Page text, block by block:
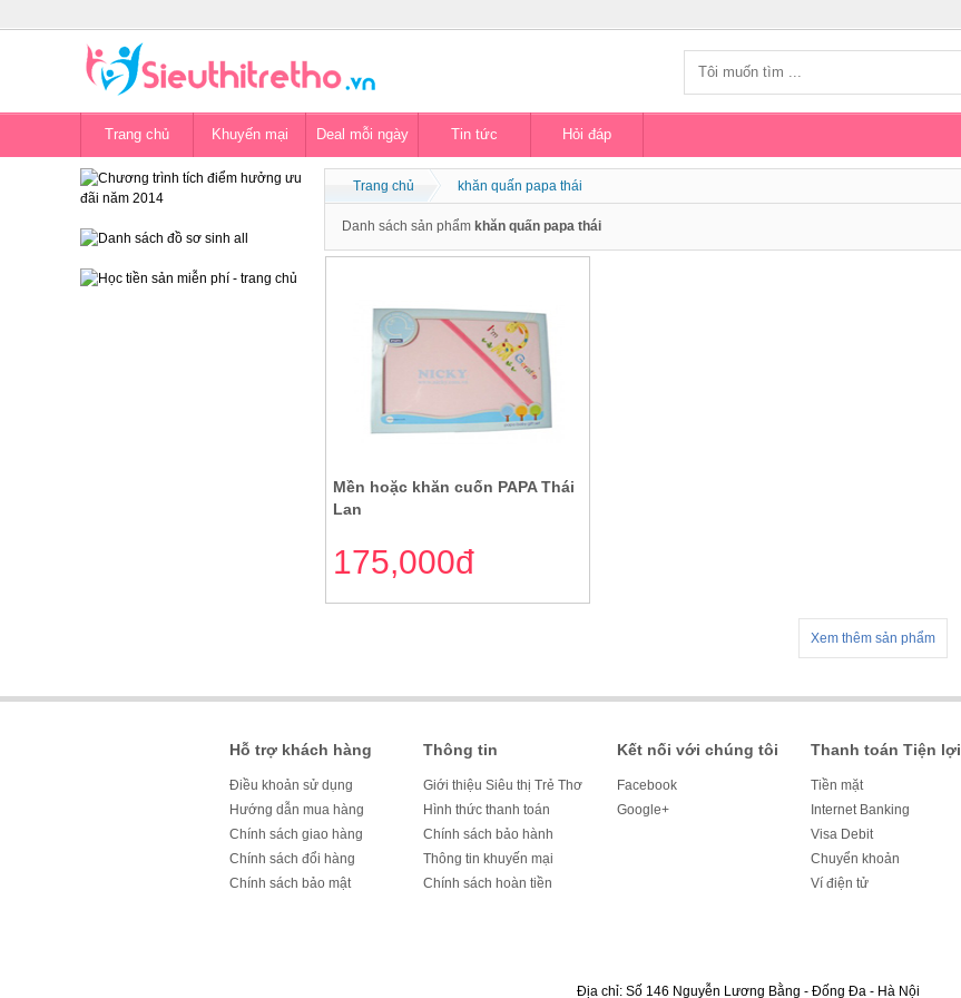
Trang chủ Khuyến mại Deal mỗi ngày Tin tức Hỏi đáp
Trang chủ khăn quấn papa thái
Danh sách sản phẩm khăn quấn papa thái
Mền hoặc khăn cuốn PAPA Thái
Lan
175,000đ
Xem thêm sản phẩm
Hỗ trợ khách hàng
Điều khoản sử dụng
Hướng dẫn mua hàng
Chính sách giao hàng
Chính sách đổi hàng
Chính sách bảo mật
Thông tin
Giới thiệu Siêu thị Trẻ Thơ
Hình thức thanh toán
Chính sách bảo hành
Thông tin khuyến mại
Chính sách hoàn tiền
Kết nối với chúng tôi
Facebook
Google+
Thanh toán Tiện lợi
Tiền mặt
Internet Banking
Visa Debit
Chuyển khoản
Ví điện tử
Địa chỉ: Số 146 Nguyễn Lương Bằng - Đống Đa - Hà Nội